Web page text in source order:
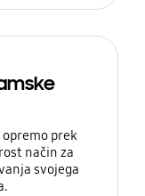
prek
način za
svojega